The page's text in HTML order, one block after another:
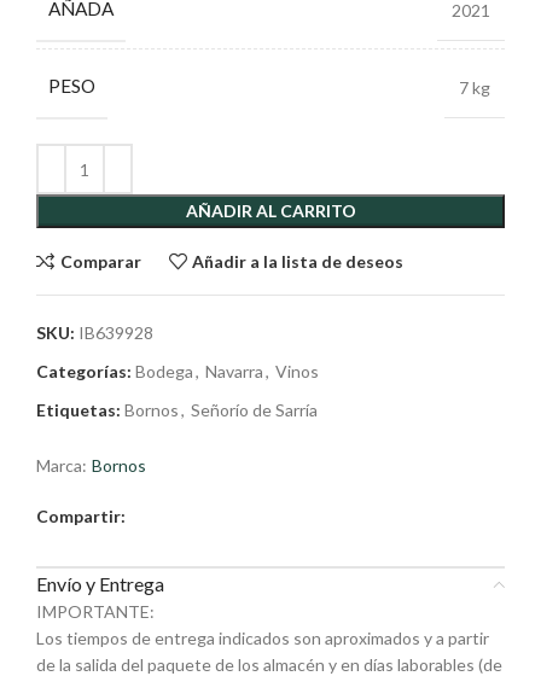
AÑADA 2021
PESO 7 kg
AÑADIR AL CARRITO
Comparar Añadir a la lista de deseos
SKU: IB639928
Categorías: Bodega, Navarra, Vinos
Etiquetas: Bornos, Señorío de Sarría
Marca: Bornos
Compartir:
Envío y Entrega
IMPORTANTE:
Los tiempos de entrega indicados son aproximados y a partir
de la salida del paquete de los almacén y en días laborables (de